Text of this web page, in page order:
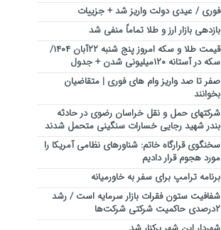
فوری / عیدی دولت واریز شد + جزییات
بازدهی بازار ارز و طلا تماماً منفی شد
قیمت طلا و سکه امروز پنج شنبه ۲۲آبان ۱۴۰۴/
سکه در آستانه ۱۲۰میلیونی شدن + جدول
صفر تا صد واریز وام های فوری | متقاضیان
بخوانند
شرکتهای حمل و نقل خراسان رضوی در حادثه
بندر شهید رجایی خسارات سنگینی متحمل شدند
سخنگوی قرارگاه خاتم: شناورهای نظامی آمریکا را
مورد هجوم قرار دادیم
برنامه ترامپ برای سفر به خاورمیانه
شفافیت ستون فقرات بازار سرمایه است / رشد
۲درصدی حاکمیت شرکتی شرکت‌ها